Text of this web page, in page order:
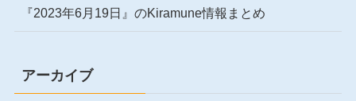
『2023年6月19日』のKiramune情報まとめ
アーカイブ